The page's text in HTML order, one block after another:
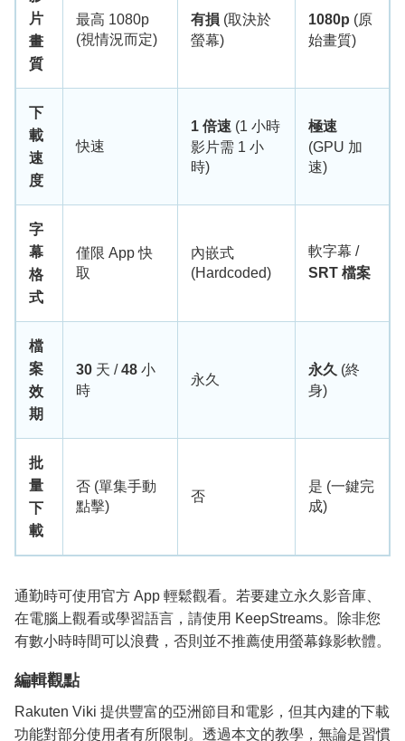
片
畫
質
最高 1080p
(視情況而定)
有損 (取決於
螢幕)
1080p (原
始畫質)
下
載
速
度
快速
1 倍速 (1 小時
影片需 1 小
時)
極速
(GPU 加
速)
字
幕
格
式
僅限 App 快
取
內嵌式
(Hardcoded)
軟字幕 /
SRT 檔案
檔
案
效
期
30 天 /48 小
時
永久
永久 (終
身)
批
量
下
載
否 (單集手動
點擊)
否
是 (一鍵完
成)
通勤時可使用官方 App 輕鬆觀看。若要建立永久影音庫、
在電腦上觀看或學習語言，請使用 KeepStreams。除非您
有數小時時間可以浪費，否則並不推薦使用螢幕錄影軟體。
編輯觀點
Rakuten Viki 提供豐富的亞洲節目和電影，但其內建的下載
功能對部分使用者有所限制。透過本文的教學，無論是習慣